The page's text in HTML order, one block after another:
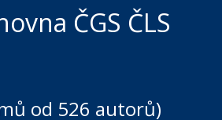
ČGS ČLS
od 526 autorů)